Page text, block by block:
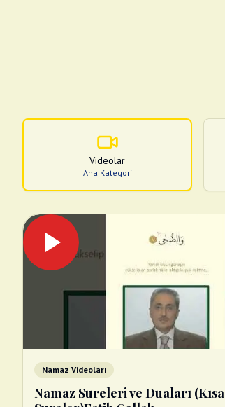
Videolar
Ana Kategori
Namaz Videoları
Namaz Sureleri ve Duaları (Kısa